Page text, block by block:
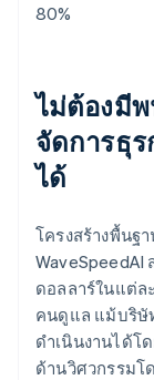
80%
ไม่ต้องมี
จัดการธุ
ได้
โครงสร้างพื้นฐ
ดอลลาร์ในแต่ล
คนดูแล แม้บริษั
ดำเนินงานได้โ
ด้านวิศวกรรมโ